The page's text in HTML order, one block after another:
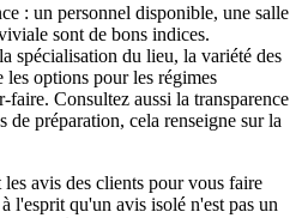
: un personnel disponible, une salle
sont de bons indices.
spécialisation du lieu, la variété des
les options pour les régimes
Consultez aussi la transparence
de préparation, cela renseigne sur la
avis des clients pour vous faire
l'esprit qu'un avis isolé n'est pas un